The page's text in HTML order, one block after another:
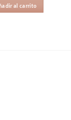
al carrito